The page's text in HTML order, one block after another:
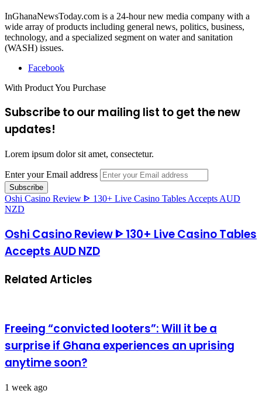
InGhanaNewsToday.com is a 24-hour new media company with a
wide array of products including general news, politics, business,
technology, and a specialized segment on water and sanitation
(WASH) issues.
Facebook
With Product You Purchase
Subscribe to our mailing list to get the new
updates!
Lorem ipsum dolor sit amet, consectetur.
Enter your Email address
Oshi Casino Review ᐈ 130+ Live Casino Tables Accepts AUD
NZD
Oshi Casino Review ᐈ 130+ Live Casino Tables
Accepts AUD NZD
Related Articles
Freeing “convicted looters”: Will it be a
surprise if Ghana experiences an uprising
anytime soon?
1 week ago